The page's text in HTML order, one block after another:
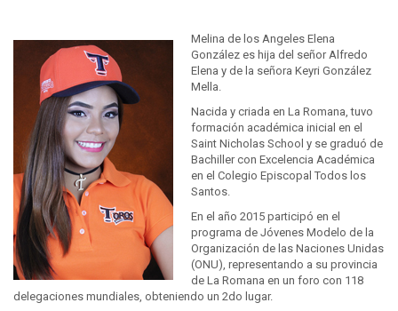
Melina de los Angeles Elena
González es hija del señor Alfredo
Elena y de la señora Keyri González
Mella.
Nacida y criada en La Romana, tuvo
formación académica inicial en el
Saint Nicholas School y se graduó de
Bachiller con Excelencia Académica
en el Colegio Episcopal Todos los
Santos.
En el año 2015 participó en el
programa de Jóvenes Modelo de la
Organización de las Naciones Unidas
(ONU), representando a su provincia
de La Romana en un foro con 118
delegaciones mundiales, obteniendo un 2do lugar.